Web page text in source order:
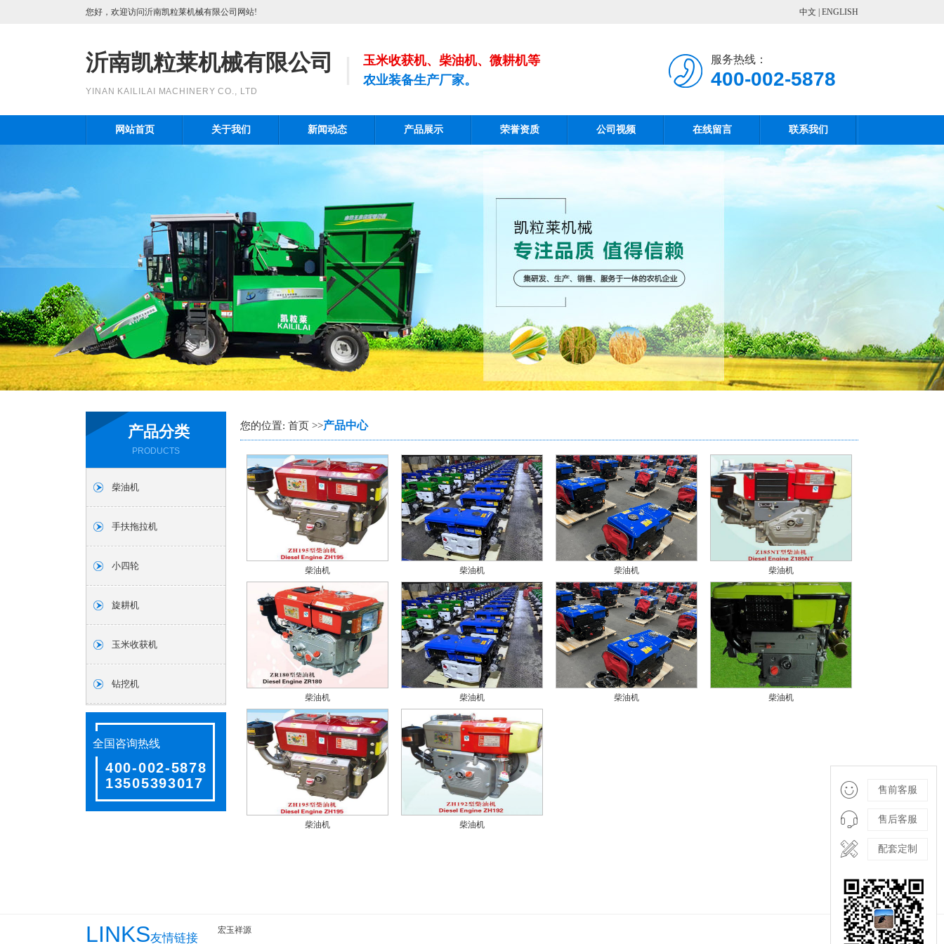
您好，欢迎访问沂南凯粒莱机械有限公司网站! 中文 ENGLISH
沂南凯粒莱机械有限公司
YINAN KAILILAI MACHINERY CO., LTD
玉米收获机、柴油机、微耕机等
农业装备生产厂家。
服务热线：
400-002-5878
网站首页 关于我们 新闻动态 产品展示 荣誉资质 公司视频 在线留言 联系我们
产品分类
PRODUCTS
柴油机
手扶拖拉机
小四轮
旋耕机
玉米收获机
钻挖机
全国咨询热线
400-002-5878
13505393017
您的位置: 首页 >>产品中心
柴油机 柴油机 柴油机 柴油机
柴油机 柴油机 柴油机 柴油机
柴油机 柴油机
LINKS友情链接
宏玉祥源
 售前客服
 售后客服
 配套定制